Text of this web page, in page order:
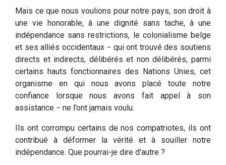
Mais ce que nous voulions pour notre pays, son droit à
une vie honorable, à une dignité sans tache, à une
indépendance sans restrictions, le colonialisme belge
et ses alliés occidentaux − qui ont trouvé des soutiens
directs et indirects, délibérés et non délibérés, parmi
certains hauts fonctionnaires des Nations Unies, cet
organisme en qui nous avons placé toute notre
confiance lorsque nous avons fait appel à son
assistance − ne l’ont jamais voulu.
Ils ont corrompu certains de nos compatriotes, ils ont
contribué à déformer la vérité et à souiller notre
indépendance. Que pourrai-je dire d’autre ?